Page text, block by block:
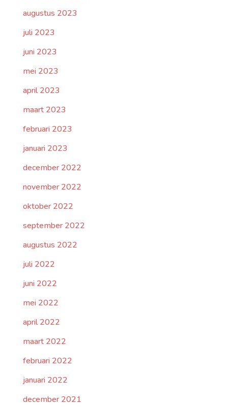
augustus 2023
juli 2023
juni 2023
mei 2023
april 2023
maart 2023
februari 2023
januari 2023
december 2022
november 2022
oktober 2022
september 2022
augustus 2022
juli 2022
juni 2022
mei 2022
april 2022
maart 2022
februari 2022
januari 2022
december 2021